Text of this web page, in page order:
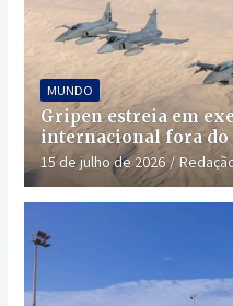
MUNDO
Gripen estreia em
internacional fora do
15 de julho de 2026